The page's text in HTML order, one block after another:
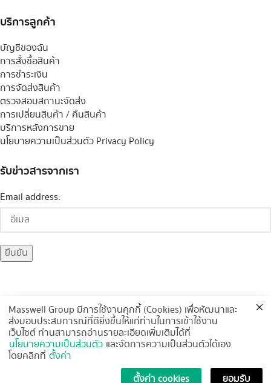
บริการลูกค้า
บัญชีของฉัน
การสั่งซื้อสินค้า
การชำระเงิน
การจัดส่งสินค้า
ตรวจสอบสถานะจัดส่ง
การเปลี่ยนสินค้า / คืนสินค้า
บริการหลังการขาย
นโยบายความเป็นส่วนตัว Privacy Policy
รับข่าวสารจากเรา
Email address:
ช่องทางการจัดส่ง
2019 Masswell Chemical Group Co., Ltd. All rights
Masswell Group มีการใช้งานคุกกี้ (Cookies) เพื่อหัฒนาและ
ส่งมอบประสบการณ์ที่ดียิ่งขึ้นให้แก่ท่านในการเข้าใช้งาน
เว็บไซต์ ท่านสามารถอ่านรายละเอียดเพิ่มเติมได้ที่
นโยบายความเป็นส่วนตัว และจัดการความเป็นส่วนตัวได้เอง
โดยคลิกที่ ตั้งค่า
ตั้งค่า cookies
ยอมรับ